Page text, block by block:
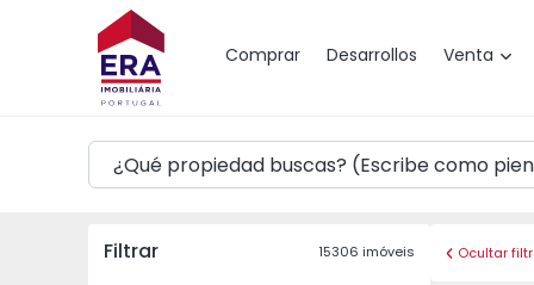
Comprar Desarrollos Venta
Mapa
Filtrar 15306 imóveis Ocultar